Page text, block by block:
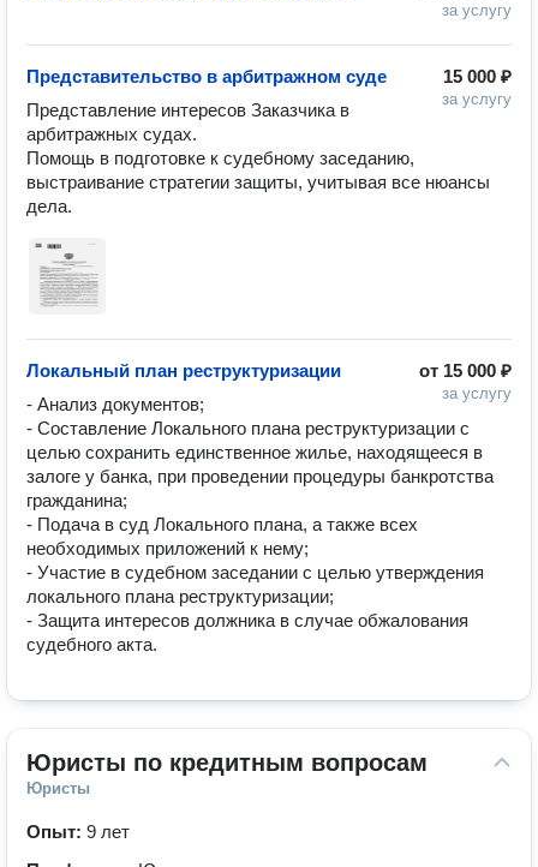
за услугу
15 000 ₽
за услугу
Представительство в арбитражном суде
Представление интересов Заказчика в
арбитражных судах.
Помощь в подготовке к судебному заседанию,
выстраивание стратегии защиты, учитывая все нюансы
от 15 000 ₽
за услугу
Локальный план реструктуризации
- Анализ документов;
- Составление Локального плана реструктуризации с
целью сохранить единственное жилье, находящееся в
залоге у банка, при проведении процедуры банкротства
гражданина;
- Подача в суд Локального плана, а также всех
необходимых приложений к нему;
- Участие в судебном заседании с целью утверждения
локального плана реструктуризации;
- Защита интересов должника в случае обжалования
Юристы по кредитным вопросам
Юристы
Опыт: 9 лет